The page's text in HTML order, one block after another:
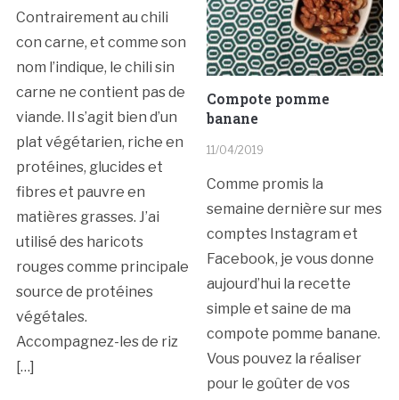
Contrairement au chili
con carne, et comme son
nom l’indique, le chili sin
carne ne contient pas de
viande. Il s’agit bien d’un
plat végétarien, riche en
protéines, glucides et
fibres et pauvre en
matières grasses. J’ai
utilisé des haricots
rouges comme principale
source de protéines
végétales.
Accompagnez-les de riz
[…]
Compote pomme
banane
11/04/2019
Comme promis la
semaine dernière sur mes
comptes Instagram et
Facebook, je vous donne
aujourd’hui la recette
simple et saine de ma
compote pomme banane.
Vous pouvez la réaliser
pour le goûter de vos